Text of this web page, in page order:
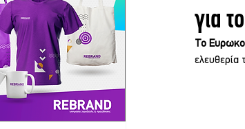
για
Το
ελευθερία